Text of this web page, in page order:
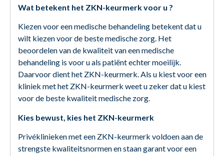
Wat betekent het ZKN-keurmerk voor u ?
Kiezen voor een medische behandeling betekent dat u
wilt kiezen voor de beste medische zorg. Het
beoordelen van de kwaliteit van een medische
behandeling is voor u als patiënt echter moeilijk.
Daarvoor dient het ZKN-keurmerk. Als u kiest voor een
kliniek met het ZKN-keurmerk weet u zeker dat u kiest
voor de beste kwaliteit medische zorg.
Kies bewust, kies het ZKN-keurmerk
Privéklinieken met een ZKN-keurmerk voldoen aan de
strengste kwaliteitsnormen en staan garant voor een